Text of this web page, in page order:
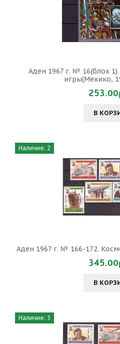
Аден 1967 г. № 16(блок
игры(Мехико,
В
Наличие: 2
Аден 1967 г. № 166-172.
В
Наличие: 5